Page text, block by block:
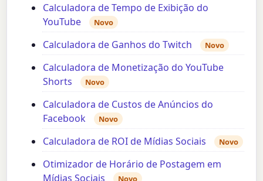
Calculadora de Tempo de Exibição do
YouTube
Novo
Calculadora de Ganhos do Twitch Novo
Calculadora de Monetização do YouTube
Shorts
Novo
Calculadora de Custos de Anúncios do
Facebook
Novo
Calculadora de ROI de Mídias Sociais Novo
Otimizador de Horário de Postagem em
Mídias Sociais
Novo